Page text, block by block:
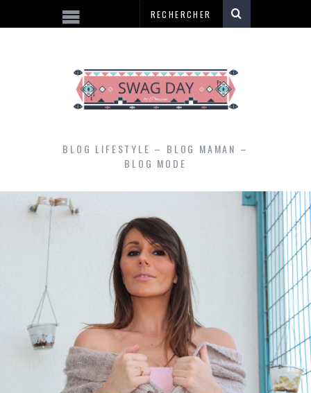
BLOG LIFESTYLE – BLOG MAMAN –
BLOG MODE